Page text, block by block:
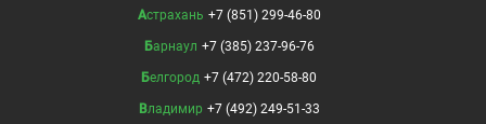
Астрахань +7 (851) 299-46-80
Барнаул +7 (385) 237-96-76
Белгород +7 (472) 220-58-80
Владимир +7 (492) 249-51-33